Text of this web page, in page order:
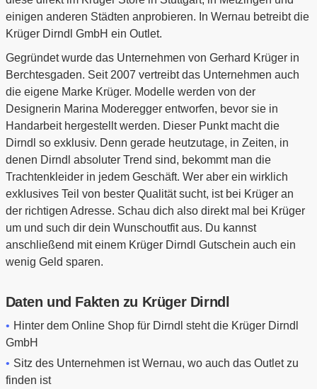
einigen anderen Städten anprobieren. In Wernau betreibt die
Krüger Dirndl GmbH ein Outlet.
Gegründet wurde das Unternehmen von Gerhard Krüger in
Berchtesgaden. Seit 2007 vertreibt das Unternehmen auch
die eigene Marke Krüger. Modelle werden von der
Designerin Marina Moderegger entworfen, bevor sie in
Handarbeit hergestellt werden. Dieser Punkt macht die
Dirndl so exklusiv. Denn gerade heutzutage, in Zeiten, in
denen Dirndl absoluter Trend sind, bekommt man die
Trachtenkleider in jedem Geschäft. Wer aber ein wirklich
exklusives Teil von bester Qualität sucht, ist bei Krüger an
der richtigen Adresse. Schau dich also direkt mal bei Krüger
um und such dir dein Wunschoutfit aus. Du kannst
anschließend mit einem Krüger Dirndl Gutschein auch ein
wenig Geld sparen.
Daten und Fakten zu Krüger Dirndl
Hinter dem Online Shop für Dirndl steht die Krüger Dirndl
GmbH
Sitz des Unternehmen ist Wernau, wo auch das Outlet zu
finden ist